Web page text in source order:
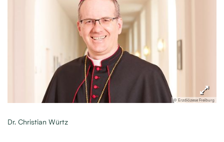
© Erzdiözese Freiburg
Dr. Christian Würtz